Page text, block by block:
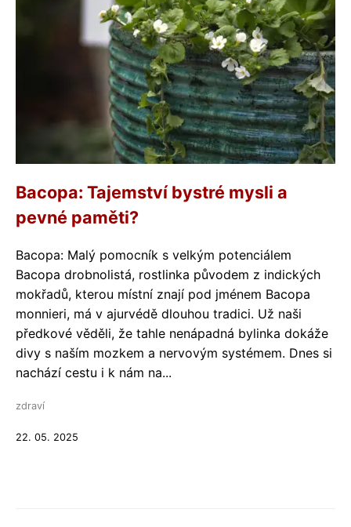
Bacopa: Tajemství bystré mysli a
pevné paměti?
Bacopa: Malý pomocník s velkým potenciálem
Bacopa drobnolistá, rostlinka původem z indických
mokřadů, kterou místní znají pod jménem Bacopa
monnieri, má v ajurvédě dlouhou tradici. Už naši
předkové věděli, že tahle nenápadná bylinka dokáže
divy s naším mozkem a nervovým systémem. Dnes si
nachází cestu i k nám na...
zdraví
22. 05. 2025